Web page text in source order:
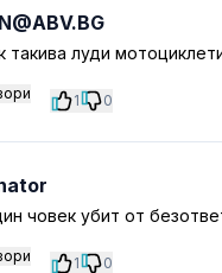
такива луди
1 0
човек убит от
1 0